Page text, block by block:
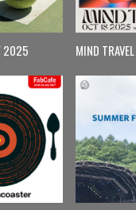
2025 MIND TRAVEL